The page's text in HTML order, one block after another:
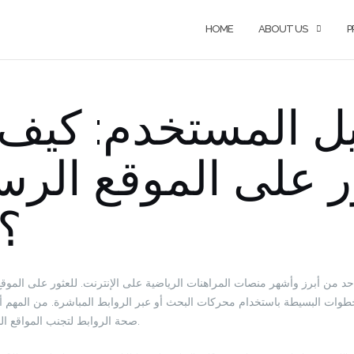
HOME ABOUT US
المستخدم:
على الموقع
1xbet؟
البسيطة باستخدام محركات البحث أو عبر الروابط المباشرة. من